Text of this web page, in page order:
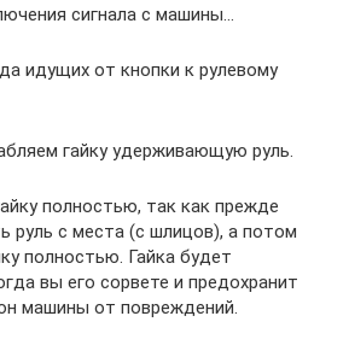
сигнала с машины…
идущих от кнопки к рулевому
гайку удерживающую руль.
полностью, так как прежде
руль с места (с шлицов), а потом
полностью. Гайка будет
вы его сорвете и предохранит
машины от повреждений.